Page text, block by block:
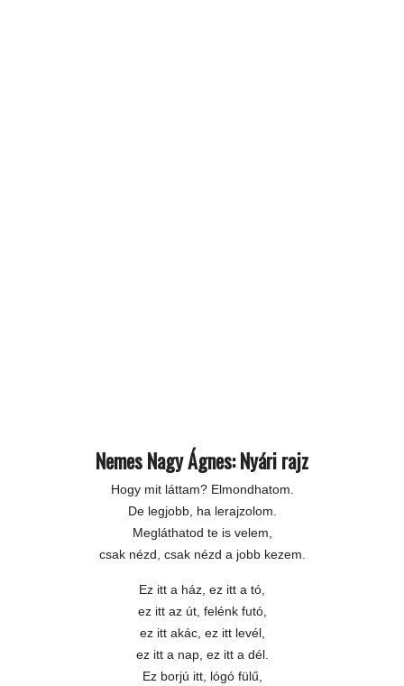
Nemes Nagy Ágnes: Nyári rajz
Hogy mit láttam? Elmondhatom.
De legjobb, ha lerajzolom.
Megláthatod te is velem,
csak nézd, csak nézd a jobb kezem.
Ez itt a ház, ez itt a tó,
ez itt az út, felénk futó,
ez itt akác, ez itt levél,
ez itt a nap, ez itt a dél.
Ez borjú itt, lógó fülű,